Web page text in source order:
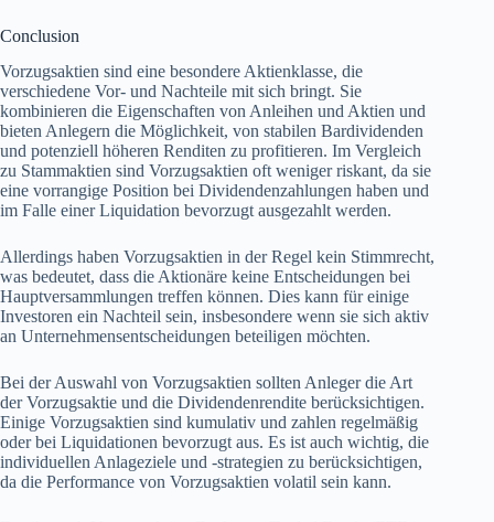
Conclusion
Vorzugsaktien sind eine besondere Aktienklasse, die
verschiedene Vor- und Nachteile mit sich bringt. Sie
kombinieren die Eigenschaften von Anleihen und Aktien und
bieten Anlegern die Möglichkeit, von stabilen Bardividenden
und potenziell höheren Renditen zu profitieren. Im Vergleich
zu Stammaktien sind Vorzugsaktien oft weniger riskant, da sie
eine vorrangige Position bei Dividendenzahlungen haben und
im Falle einer Liquidation bevorzugt ausgezahlt werden.
Allerdings haben Vorzugsaktien in der Regel kein Stimmrecht,
was bedeutet, dass die Aktionäre keine Entscheidungen bei
Hauptversammlungen treffen können. Dies kann für einige
Investoren ein Nachteil sein, insbesondere wenn sie sich aktiv
an Unternehmensentscheidungen beteiligen möchten.
Bei der Auswahl von Vorzugsaktien sollten Anleger die Art
der Vorzugsaktie und die Dividendenrendite berücksichtigen.
Einige Vorzugsaktien sind kumulativ und zahlen regelmäßig
oder bei Liquidationen bevorzugt aus. Es ist auch wichtig, die
individuellen Anlageziele und -strategien zu berücksichtigen,
da die Performance von Vorzugsaktien volatil sein kann.